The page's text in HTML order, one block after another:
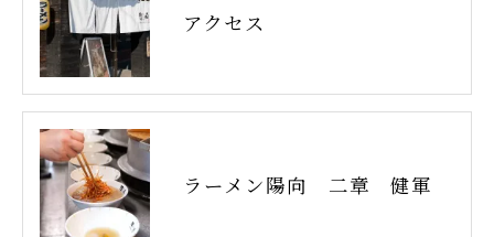
アクセス
ラーメン陽向 二章 健軍